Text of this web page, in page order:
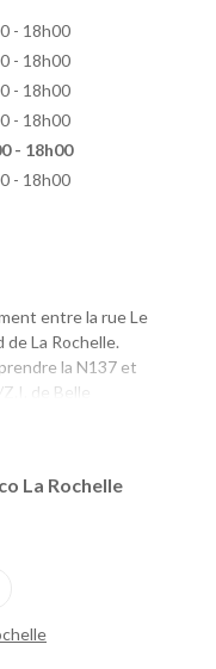
- 18h00
- 18h00
- 18h00
- 18h00
- 18h00
- 18h00
entre la rue Le
La Rochelle.
la N137 et
de Belle
La Rochelle